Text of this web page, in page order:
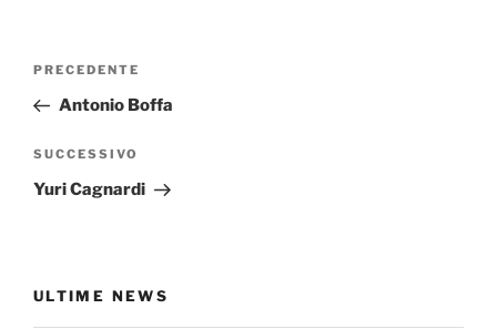
Navigazione
Articolo
precedente:
PRECEDENTE
Antonio Boffa
Articolo
successivo
SUCCESSIVO
Yuri Cagnardi
ULTIME NEWS